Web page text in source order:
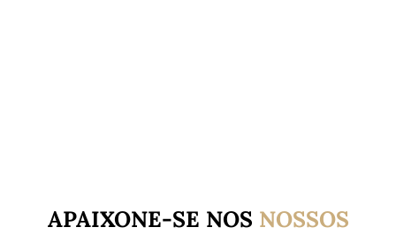
APAIXONE-SE NOS NOSSOS